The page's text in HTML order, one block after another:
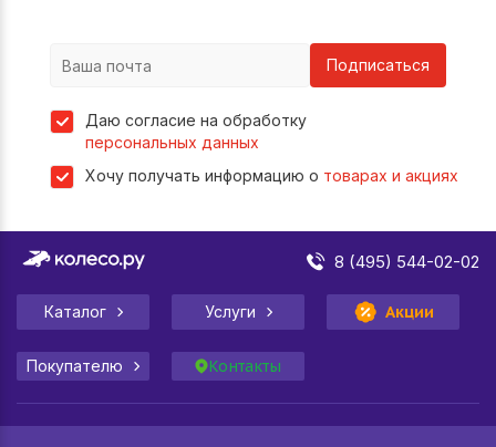
Подписаться
Даю согласие на обработку
персональных данных
Хочу получать информацию о товарах и акциях
8 (495) 544-02-02
Каталог Услуги Акции
Покупателю Контакты